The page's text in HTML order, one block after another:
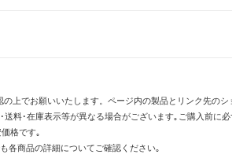
上でお願いいたします。ページ内の製品とリンク先のシ
料･在庫表示等が異なる場合がございます｡ご購入前に
格です｡
各商品の詳細についてご確認ください｡